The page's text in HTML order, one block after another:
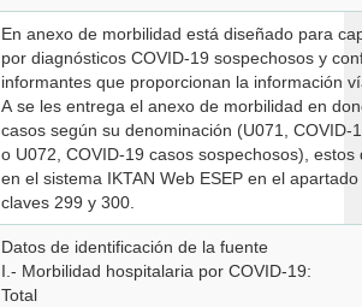
En anexo de morbilidad está diseñado para
por diagnósticos COVID-19 sospechosos y
informantes que proporcionan la información
A se les entrega el anexo de morbilidad en
casos según su denominación (U071, COVID-
o U072, COVID-19 casos sospechosos),
en el sistema IKTAN Web ESEP en el
claves 299 y 300.
Datos de identificación de la fuente
I.- Morbilidad hospitalaria por COVID-19:
Total